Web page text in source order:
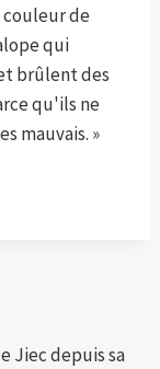
couleur de
qui
brûlent des
qu'ils ne
mauvais. »
Jiec depuis sa